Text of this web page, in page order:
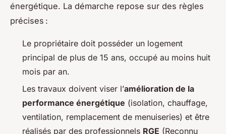
énergétique. La démarche repose sur des règles
précises :
Le propriétaire doit posséder un logement
principal de plus de 15 ans, occupé au moins huit
mois par an.
Les travaux doivent viser l’amélioration de la
performance énergétique (isolation, chauffage,
ventilation, remplacement de menuiseries) et être
réalisés par des professionnels RGE (Reconnu